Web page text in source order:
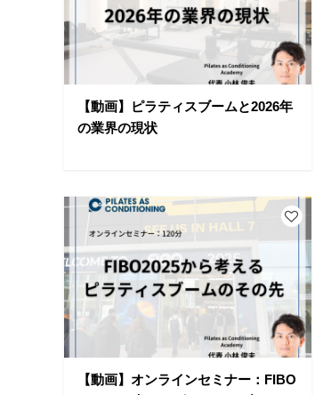
【動画】ピラティスブームと2026年
の業界の現状
【動画】オンラインセミナー：FIBO